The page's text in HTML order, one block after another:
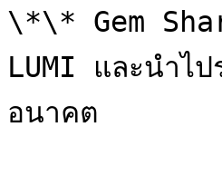
\*\* Gem
LUMI และนำไ